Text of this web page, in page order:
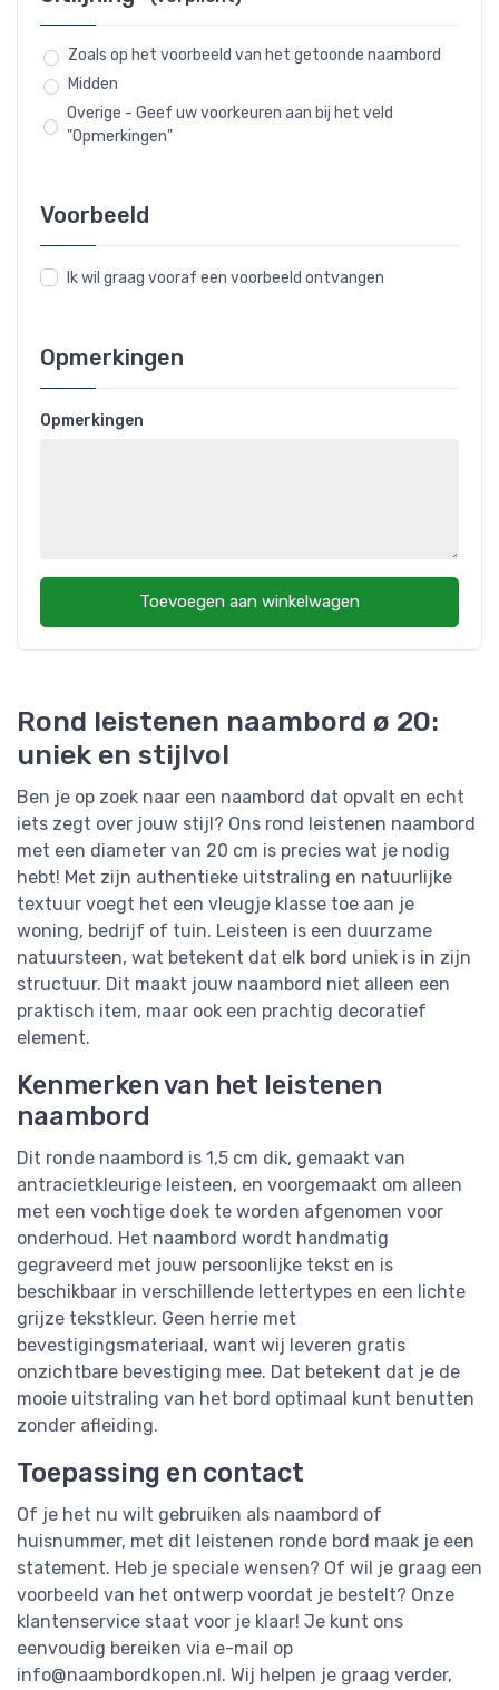
Rond leistenen naambord ø 20:
uniek en stijlvol
Ben je op zoek naar een naambord dat opvalt en echt
iets zegt over jouw stijl? Ons rond leistenen naambord
met een diameter van 20 cm is precies wat je nodig
hebt! Met zijn authentieke uitstraling en natuurlijke
textuur voegt het een vleugje klasse toe aan je
woning, bedrijf of tuin. Leisteen is een duurzame
natuursteen, wat betekent dat elk bord uniek is in zijn
structuur. Dit maakt jouw naambord niet alleen een
praktisch item, maar ook een prachtig decoratief
element.
Kenmerken van het leistenen
naambord
Dit ronde naambord is 1,5 cm dik, gemaakt van
antracietkleurige leisteen, en voorgemaakt om alleen
met een vochtige doek te worden afgenomen voor
onderhoud. Het naambord wordt handmatig
gegraveerd met jouw persoonlijke tekst en is
beschikbaar in verschillende lettertypes en een lichte
grijze tekstkleur. Geen herrie met
bevestigingsmateriaal, want wij leveren gratis
onzichtbare bevestiging mee. Dat betekent dat je de
mooie uitstraling van het bord optimaal kunt benutten
zonder afleiding.
Toepassing en contact
Of je het nu wilt gebruiken als naambord of
huisnummer, met dit leistenen ronde bord maak je een
statement. Heb je speciale wensen? Of wil je graag een
voorbeeld van het ontwerp voordat je bestelt? Onze
klantenservice staat voor je klaar! Je kunt ons
eenvoudig bereiken via e-mail op
info@naambordkopen.nl . Wij helpen je graag verder,
Zoals op het voorbeeld van het getoonde naambord
Midden
Overige - Geef uw voorkeuren aan bij het veld
"Opmerkingen"
Voorbeeld
Ik wil graag vooraf een voorbeeld ontvangen
Opmerkingen
Opmerkingen
Toevoegen aan winkelwagen